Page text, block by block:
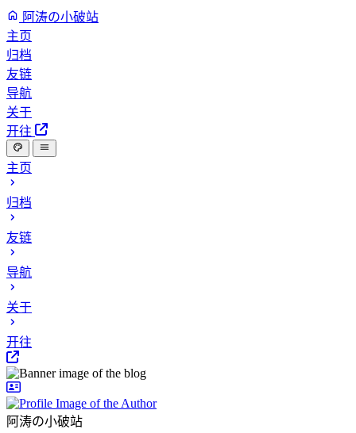
阿涛の小破站
主页
归档
友链
导航
关于
开往
主页
归档
友链
导航
关于
开往
阿涛の小破站